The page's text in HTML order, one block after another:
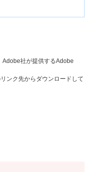
Adobe社が提供するAdobe
ンク先からダウンロードして